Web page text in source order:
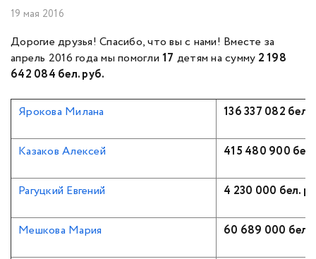
19 мая 2016
Дорогие друзья! Спасибо, что вы с нами! Вместе за
апрель 2016 года мы помогли17 детям на сумму 2 198
642 084 бел. руб.
Ярокова Милана 136 337 082 бел.
Казаков Алексей 415 480 900
Рагуцкий Евгений 4 230 000 бел.
Мешкова Мария 60 689 000 бел.